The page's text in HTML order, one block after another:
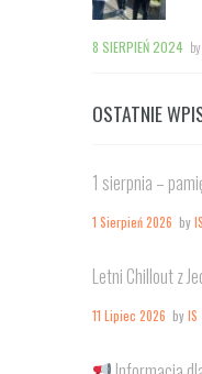
8 SIERPIEŃ 2024 by
OSTATNIE
1 sierpnia –
1 Sierpień 2026 byIS
Letni Chillout z
11 Lipiec 2026 byIS